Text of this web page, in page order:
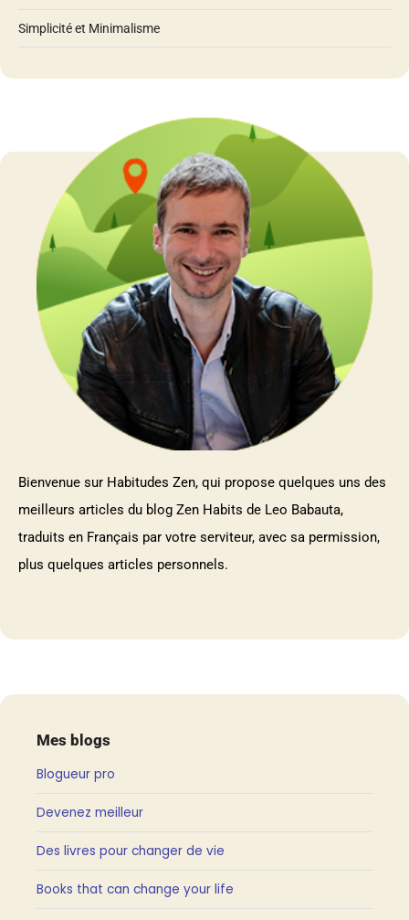
Simplicité et Minimalisme
Bienvenue sur Habitudes Zen, qui propose quelques uns des
meilleurs articles du blog Zen Habits de Leo Babauta,
traduits en Français par votre serviteur, avec sa permission,
plus quelques articles personnels.
Mes blogs
Blogueur pro
Devenez meilleur
Des livres pour changer de vie
Books that can change your life